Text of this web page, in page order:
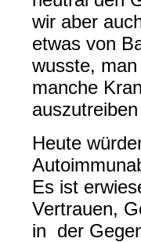
wir aber
etwas von
wusste,
manche
Heute
Es ist
Vertrauen,
in der